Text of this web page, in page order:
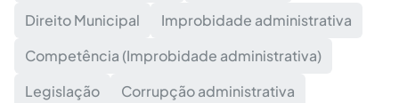
Direito Municipal
Improbidade administrativa
Competência (Improbidade administrativa)
Legislação
Corrupção administrativa